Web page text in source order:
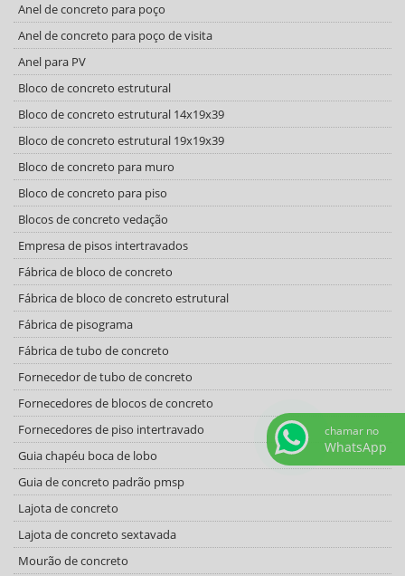
Anel de concreto para poço
Anel de concreto para poço de visita
Anel para PV
Bloco de concreto estrutural
Bloco de concreto estrutural 14x19x39
Bloco de concreto estrutural 19x19x39
Bloco de concreto para muro
Bloco de concreto para piso
Blocos de concreto vedação
Empresa de pisos intertravados
Fábrica de bloco de concreto
Fábrica de bloco de concreto estrutural
Fábrica de pisograma
Fábrica de tubo de concreto
Fornecedor de tubo de concreto
Fornecedores de blocos de concreto
Fornecedores de piso intertravado
Guia chapéu boca de lobo
Guia de concreto padrão pmsp
Lajota de concreto
Lajota de concreto sextavada
Mourão de concreto
chamar no
WhatsApp